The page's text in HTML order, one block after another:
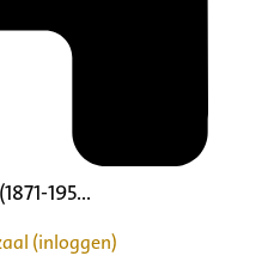
195...
(inloggen)